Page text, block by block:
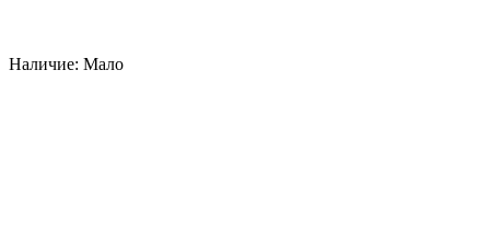
Наличие: Мало